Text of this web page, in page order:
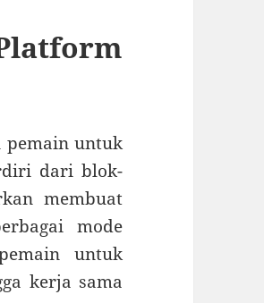
pemain untuk
dari blok-
membuat
mode
untuk
kerja sama